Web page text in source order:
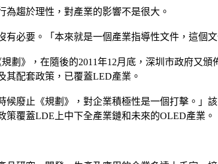
趨於理性，對產業的影響不是很大。
必要。「本來就是一個產業指導性文件，這個
》，在隨後的2011年12月底，深圳市政府又頒
其配套政策，已覆蓋LED產業。
廢止《規劃》，對企業積極性是一個打擊。」
覆蓋LDE上中下全產業鏈和未來的OLED產業。